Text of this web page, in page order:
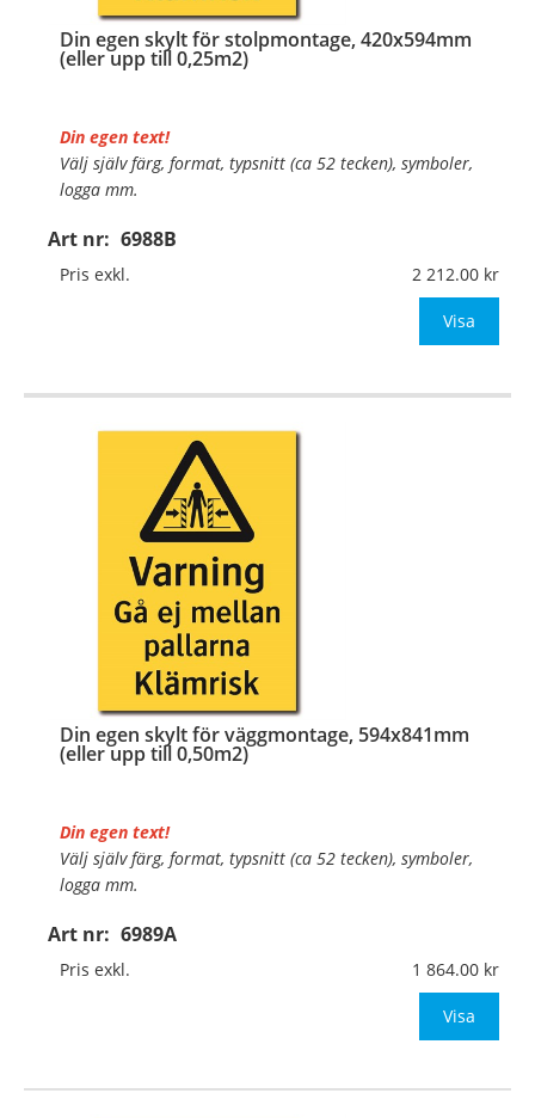
Din egen skylt för stolpmontage, 420x594mm
(eller upp till 0,25m2)
Art nr: 6988B
Din egen text!
Välj själv färg, format, typsnitt (ca 52 tecken), symboler,
logga mm.
Material:Kantvikt aluminium, 2mm (stolpmontage)
Mått:420x594mm (eller annat mått upp till 0,25m²)
Pris exkl. 2 212.00
Visa
Din egen skylt för väggmontage, 594x841mm
(eller upp till 0,50m2)
Art nr: 6989A
Din egen text!
Välj själv färg, format, typsnitt (ca 52 tecken), symboler,
logga mm.
Material:Plan aluminium, 0,7mm (väggmontage)
Mått:594x841mm (eller annat mått upp till 0,50m²)
Pris exkl. 1 864.00
Visa